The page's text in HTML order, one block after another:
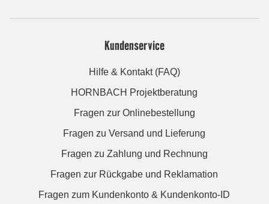
Kundenservice
Hilfe & Kontakt (FAQ)
HORNBACH Projektberatung
Fragen zur Onlinebestellung
Fragen zu Versand und Lieferung
Fragen zu Zahlung und Rechnung
Fragen zur Rückgabe und Reklamation
Fragen zum Kundenkonto & Kundenkonto-ID